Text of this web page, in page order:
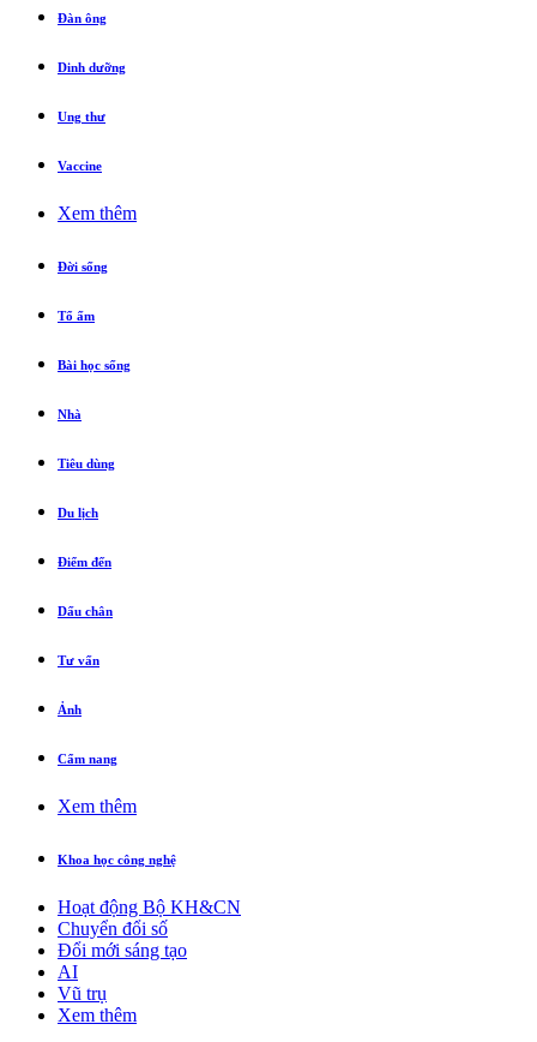
Đàn ông
Dinh dưỡng
Ung thư
Vaccine
Xem thêm
Đời sống
Tổ ấm
Bài học sống
Nhà
Tiêu dùng
Du lịch
Điểm đến
Dấu chân
Tư vấn
Ảnh
Cẩm nang
Xem thêm
Khoa học công nghệ
Hoạt động Bộ KH&CN
Chuyển đổi số
Đổi mới sáng tạo
AI
Vũ trụ
Xem thêm